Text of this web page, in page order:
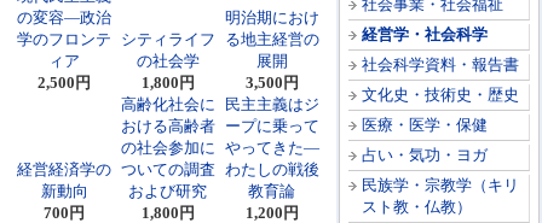
社会事業・社会福祉
経営学・社会科学
社会科学資料・報告書
文化史・技術史・歴史
医療・医学・保健
占い・気功・ヨガ
民族学・宗教学（キリ
スト教・仏教）
の変容―政治
学のフロンテ
ィア
2,500円
シティライフ
の社会学
1,800円
明治期におけ
る地主経営の
展開
3,500円
経営経済学の
新動向
700円
高齢化社会に
おける高齢者
の社会参加に
ついての調査
および研究
1,800円
民主主義はジ
ープに乗って
やってきた―
わたしの戦後
教育論
1,200円